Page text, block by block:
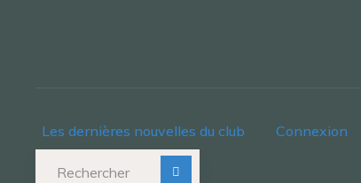
Les dernières nouvelles du club Connexion